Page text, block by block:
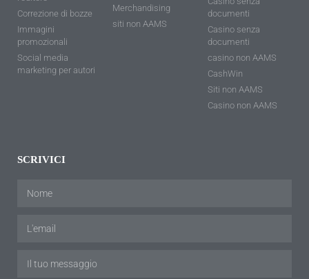
Correzione di bozze
Immagini
promozionali
Social media
marketing per autori
Merchandising
siti non AAMS
documenti
Casino senza
documenti
casino non AAMS
CashWin
Siti non AAMS
Casino non AAMS
SCRIVICI